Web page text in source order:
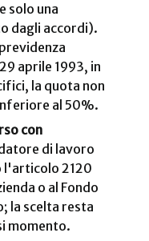
solo una
dagli accordi).
aprile 1993, in
la quota non
al 50%.
con
di lavoro
l'articolo 2120
o al Fondo
la scelta resta
momento.